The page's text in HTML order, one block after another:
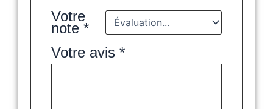
Votre
note*
Votre avis*